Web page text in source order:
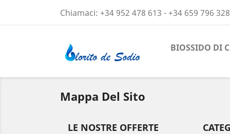
Chiamaci: +34 952 478 613 - +34 659 796 328
BIOSSIDO DI
Mappa Del Sito
LE NOSTRE OFFERTE